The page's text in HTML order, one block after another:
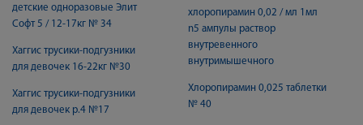
детские одноразовые Элит
Софт 5 / 12-17кг № 34
Хаггис трусики-подгузники
для девочек 16-22кг №30
Хаггис трусики-подгузники
для девочек р.4 №17
хлоропирамин 0,02 / мл 1мл
n5 ампулы раствор
внутревенного
внутримышечного
Хлоропирамин 0,025 таблетки
№ 40